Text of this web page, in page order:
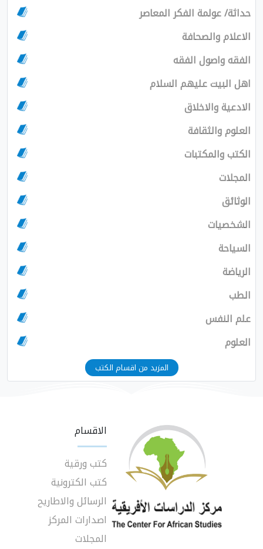
حداثة/ عولمة الفكر المعاصر
الاعلام والصحافة
الفقه واصول الفقه
اهل البيت عليهم السلام
الادعية والاخلاق
العلوم والثقافة
الكتب والمكتبات
المجلات
الوثائق
الشخصيات
السياحة
الرياضة
الطب
علم النفس
العلوم
المزيد من اقسام الكتب
الاقسام
كتب ورقية
كتب الكترونية
الرسائل والاطاريح
اصدارات المركز
المجلات